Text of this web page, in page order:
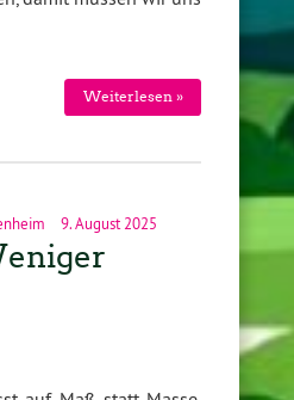
Weiterlesen »
9. August 2025